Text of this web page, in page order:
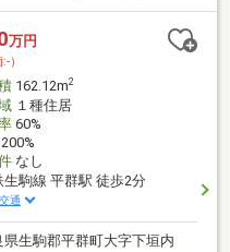
万円
）
162.12m2
１種住居
60%
なし
生駒線 平群駅 徒歩2分
通
県生駒郡平群町大字下垣内